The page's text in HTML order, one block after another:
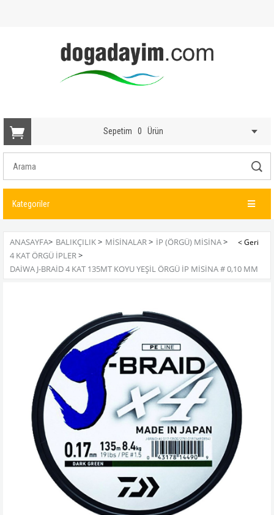
Sepetim 0 Ürün
Kategoriler
ANASAYFA> BALIKÇILIK> MISINALAR> İP (ÖRGÜ) MISINA>
4 KAT ÖRGÜ İPLER>
DAIWA J-BRAID 4 KAT 135MT KOYU YEŞIL ÖRGÜ İP MISINA # 0,10 MM